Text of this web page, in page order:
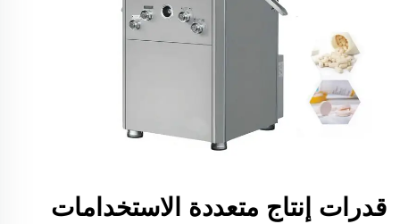
قدرات إنتاج متعددة الاستخدامات